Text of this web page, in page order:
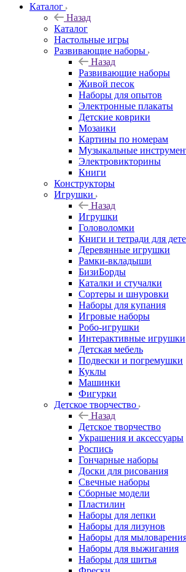
Каталог
Назад
Каталог
Настольные игры
Развивающие наборы
Назад
Развивающие наборы
Живой песок
Наборы для опытов
Электронные плакаты
Детские коврики
Мозаики
Картины по номерам
Музыкальные
Электровикторины
Книги
Конструкторы
Игрушки
Назад
Игрушки
Головоломки
Книги и тетради для
Деревянные игрушки
Рамки-вкладыши
БизиБорды
Каталки и стучалки
Сортеры и шнуровки
Наборы для купания
Игровые наборы
Робо-игрушки
Интерактивные игрушки
Детская мебель
Подвески и погремушки
Куклы
Машинки
Фигурки
Детское творчество
Назад
Детское творчество
Украшения и аксессуары
Роспись
Гончарные наборы
Доски для рисования
Свечные наборы
Сборные модели
Пластилин
Наборы для лепки
Наборы для лизунов
Наборы для
Наборы для выжигания
Наборы для шитья